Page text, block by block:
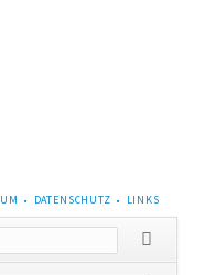
DATENSCHUTZ LINKS